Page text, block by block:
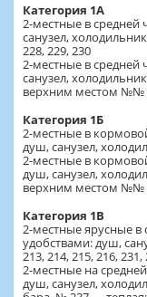
Категория 1А
2-местные в средней
санузел,
228, 229, 230
2-местные в средней
санузел,
верхним местом №№
Категория 1Б
2-местные в
душ, санузел,
2-местные в
душ, санузел,
верхним местом №№
Категория 1В
2-местные ярусные в
удобствами: душ,
213, 214, 215, 216,
2-местные на
душ, санузел,